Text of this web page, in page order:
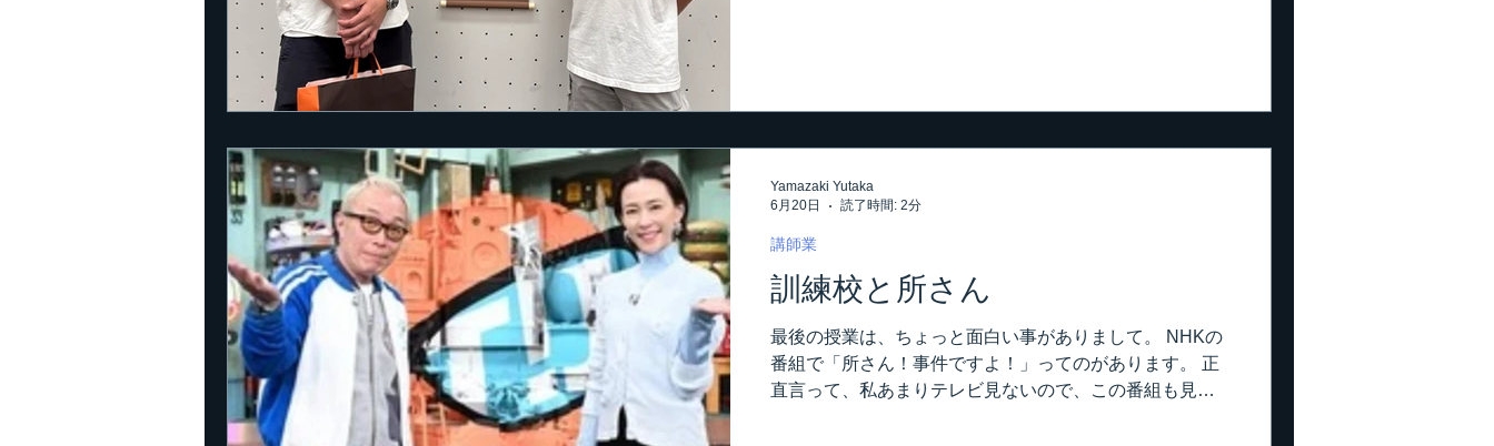
が、それはやっぱり凄い。 ちょっと格が違う、次元が違
京内装仕上技能士会・副会長であり、壁装部会長でもあ
る塚原君。 表具の学校にも通い、腕を磨いてまいりまし
た。 掛軸について私が論評する事は出来ませんが、普通
に素晴らしい出来だと思います。 しっかり勉強してま
す。 それはきっと、次回の技能グランプリでも活かされ
ると思います。 楽しみですね。 こちらはヤマ美連合・白
井さんの作品。 他にも知り合いや友人の作品がありまし
たが、あまりむやみに写真を撮りまくる雰囲気じゃない
のでね。 表具の展示会なので
訓練校と所さん
最後の授業は、ちょっと面白い事がありまして。 NHKの
番組で「所さん！事件ですよ！」ってのがあります。 正
直言って、私あまりテレビ見ないので、この番組も見た
講師業
Yamazaki Yutaka
6月20日
読了時間: 2分